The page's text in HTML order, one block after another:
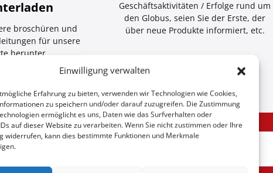
Einwilligung verwalten
Erfahrung zu bieten, verwenden wir Technologien wie Cookies,
zu speichern und/oder darauf zuzugreifen. Die Zustimmung
ermöglicht es uns, Daten wie das Surfverhalten oder
auf dieser Website zu verarbeiten. Wenn Sie nicht zustimmen oder Ihre
widerrufen, kann dies bestimmte Funktionen und Merkmale
broschüren und
für unsere
herunter.
Geschäftsaktivitäten / Erfolge rund um
den Globus, seien Sie der Erste, der
über neue Produkte informiert, etc.